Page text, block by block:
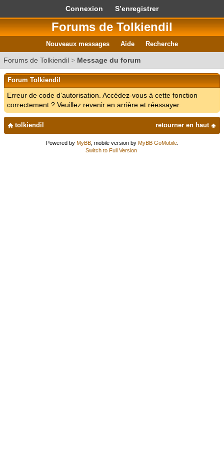
Connexion S’enregistrer
Forums de Tolkiendil
Nouveaux messages Aide Recherche
Forums de Tolkiendil > Message du forum
Forum Tolkiendil
Erreur de code d’autorisation. Accédez-vous à cette fonction
correctement ? Veuillez revenir en arrière et réessayer.
retourner en haut
tolkiendil
Powered by MyBB, mobile version by MyBB GoMobile.
Switch to Full Version